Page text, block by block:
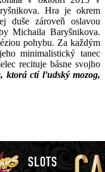
Hra je okrem
duše zároveň oslavou
Michaila Baryšnikova.
pohybu. Za každým
minimalistický tanec
recituje básne svojho
ktorá ctí ľudský mozog,